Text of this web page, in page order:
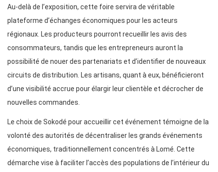
Au-delà de l’exposition, cette foire servira de véritable
plateforme d’échanges économiques pour les acteurs
régionaux. Les producteurs pourront recueillir les avis des
consommateurs, tandis que les entrepreneurs auront la
possibilité de nouer des partenariats et d’identifier de nouveaux
circuits de distribution. Les artisans, quant à eux, bénéficieront
d’une visibilité accrue pour élargir leur clientèle et décrocher de
nouvelles commandes.
Le choix de Sokodé pour accueillir cet événement témoigne de la
volonté des autorités de décentraliser les grands événements
économiques, traditionnellement concentrés à Lomé. Cette
démarche vise à faciliter l’accès des populations de l’intérieur du